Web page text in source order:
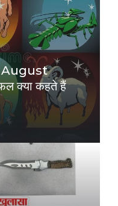
August
क्या कहते हैं